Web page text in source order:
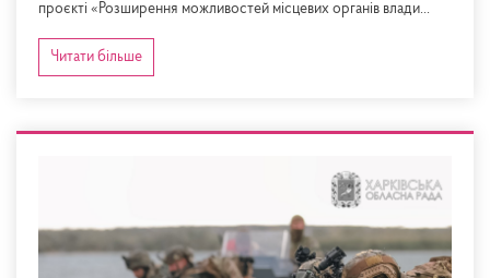
проєкті «Розширення можливостей місцевих органів влади...
Читати більше